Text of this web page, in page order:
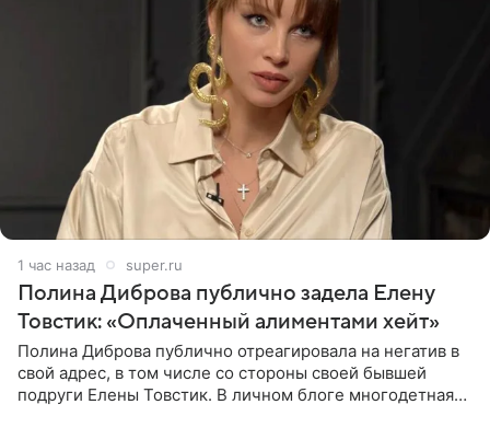
1 час назад super.ru
Полина Диброва публично задела Елену
Товстик: «Оплаченный алиментами хейт»
Полина Диброва публично отреагировала на негатив в
свой адрес, в том числе со стороны своей бывшей
подруги Елены Товстик. В личном блоге многодетная